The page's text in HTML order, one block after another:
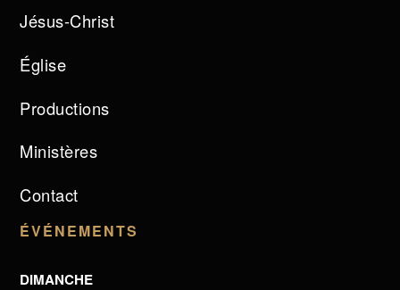
Jésus-Christ
Église
Productions
Ministères
Contact
ÉVÉNEMENTS
DIMANCHE